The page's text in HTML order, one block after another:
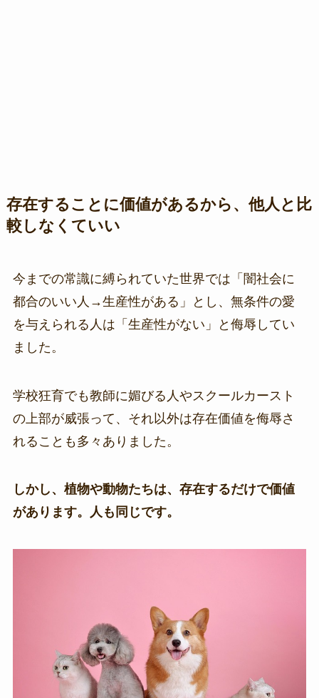
存在することに価値があるから、他人と比
較しなくていい
今までの常識に縛られていた世界では「闇社会に
都合のいい人→生産性がある」とし、無条件の愛
を与えられる人は「生産性がない」と侮辱してい
ました。
学校狂育でも教師に媚びる人やスクールカースト
の上部が威張って、それ以外は存在価値を侮辱さ
れることも多々ありました。
しかし、植物や動物たちは、存在するだけで価値
があります。人も同じです。